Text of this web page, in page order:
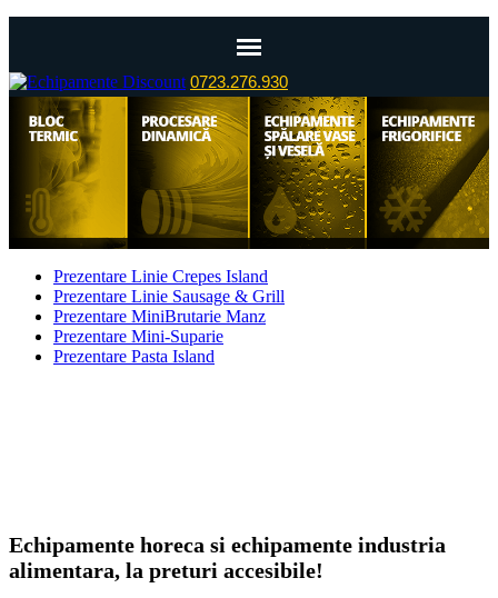
0723.276.930
Echipamente Brutarie-Covrigarie
Echipamente Cofetarie-Patiserie
Echipamente FastFood
Echipamente Mini-catering
Echipamente Spalatorie
Prezentare Linie Crepes Island
Prezentare Linie Sausage & Grill
Prezentare MiniBrutarie Manz
Prezentare Mini-Suparie
Prezentare Pasta Island
Echipamente horeca si echipamente industria
alimentara, la preturi accesibile!